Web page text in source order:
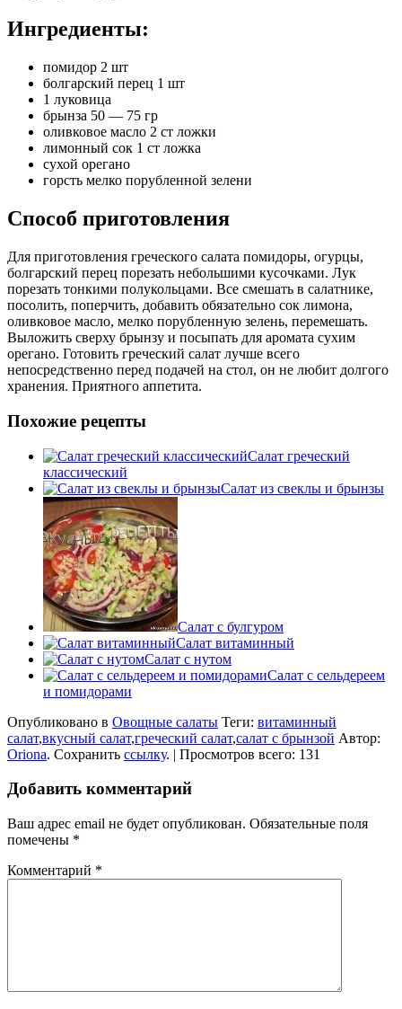
Ингредиенты:
помидор 2 шт
болгарский перец 1 шт
1 луковица
брынза 50 — 75 гр
оливковое масло 2 ст ложки
лимонный сок 1 ст ложка
сухой орегано
горсть мелко порубленной зелени
Способ приготовления
Для приготовления греческого салата помидоры, огурцы,
болгарский перец порезать небольшими кусочками. Лук
порезать тонкими полукольцами. Все смешать в салатнике,
посолить, поперчить, добавить обязательно сок лимона,
оливковое масло, мелко порубленную зелень, перемешать.
Выложить сверху брынзу и посыпать для аромата сухим
орегано. Готовить греческий салат лучше всего
непосредственно перед подачей на стол, он не любит долгого
хранения. Приятного аппетита.
Похожие рецепты
Салат греческий
классический
Салат из свеклы и брынзы
Салат с булгуром
Салат витаминный
Салат с нутом
Салат с сельдереем
и помидорами
Опубликовано в Овощные салаты Теги: витаминный
салат,вкусный салат,греческий салат,салат с брынзой Автор:
Oriona. Сохранить ссылку. | Просмотров всего: 131
Добавить комментарий
Ваш адрес email не будет опубликован. Обязательные поля
помечены *
Комментарий *